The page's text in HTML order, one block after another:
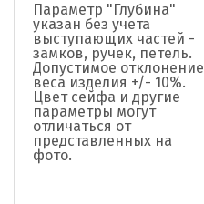
Параметр "Глубина"
указан без учета
выступающих частей -
замков, ручек, петель.
Допустимое отклонение
веса изделия +/- 10%.
Цвет сейфа и другие
параметры могут
отличаться от
представленных на
фото.